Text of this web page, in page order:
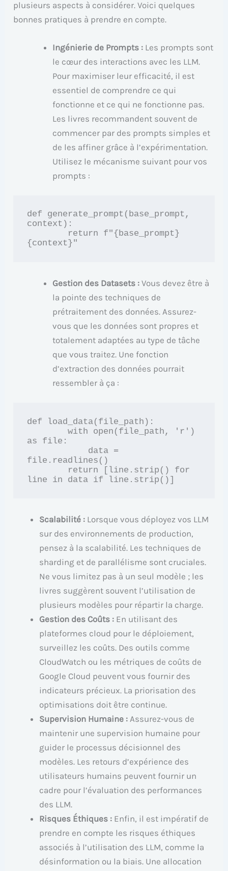
plusieurs aspects à considérer. Voici quelques
bonnes pratiques à prendre en compte.
Ingénierie de Prompts :Les prompts sont
le cœur des interactions avec les LLM.
Pour maximiser leur efficacité, il est
essentiel de comprendre ce qui
fonctionne et ce qui ne fonctionne pas.
Les livres recommandent souvent de
commencer par des prompts simples et
de les affiner grâce à l’expérimentation.
Utilisez le mécanisme suivant pour vos
prompts :
def generate_prompt(base_prompt,
context):
{context}"
Gestion des Datasets :Vous devez être à
la pointe des techniques de
prétraitement des données. Assurez-
vous que les données sont propres et
totalement adaptées au type de tâche
que vous traitez. Une fonction
d’extraction des données pourrait
ressembler à ça :
def load_data(file_path):
        with open(file_path, 'r')
as file:
file.readlines()
line in data if line.strip()]
Scalabilité : Lorsque vous déployez vos LLM
sur des environnements de production,
pensez à la scalabilité. Les techniques de
sharding et de parallélisme sont cruciales.
Ne vous limitez pas à un seul modèle ; les
livres suggèrent souvent l’utilisation de
plusieurs modèles pour répartir la charge.
Gestion des Coûts : En utilisant des
plateformes cloud pour le déploiement,
surveillez les coûts. Des outils comme
CloudWatch ou les métriques de coûts de
Google Cloud peuvent vous fournir des
indicateurs précieux. La priorisation des
optimisations doit être continue.
Supervision Humaine : Assurez-vous de
maintenir une supervision humaine pour
guider le processus décisionnel des
modèles. Les retours d’expérience des
utilisateurs humains peuvent fournir un
cadre pour l’évaluation des performances
des LLM.
Risques Éthiques : Enfin, il est impératif de
prendre en compte les risques éthiques
associés à l’utilisation des LLM, comme la
désinformation ou la biais. Une allocation